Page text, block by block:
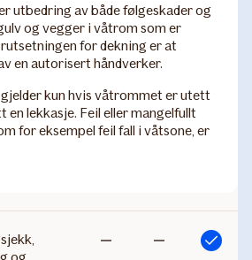
utbedring av både følgeskader og
og vegger i våtrom som er
for dekning er at
en autorisert håndverker.
kun hvis våtrommet er utett
lekkasje. Feil eller mangelfullt
for eksempel feil fall i våtsone, er
Inkludert